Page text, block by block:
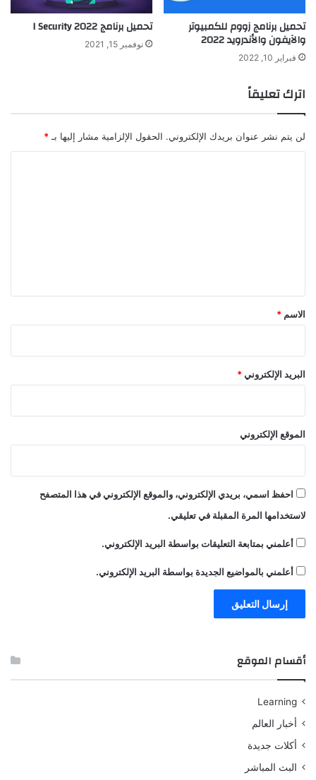
تحميل برنامج زووم للكمبيوتر
والآيفون والأندرويد 2022
فبراير 10, 2022
تحميل برنامج I Security 2022
نوفمبر 15, 2021
اترك تعليقاً
لن يتم نشر عنوان بريدك الإلكتروني. الحقول الإلزامية مشار إليها بـ *
*
الاسم *
البريد الإلكتروني *
الموقع الإلكتروني
احفظ اسمي، بريدي الإلكتروني، والموقع الإلكتروني في هذا المتصفح
لاستخدامها المرة المقبلة في تعليقي.
أعلمني بمتابعة التعليقات بواسطة البريد الإلكتروني.
أعلمني بالمواضيع الجديدة بواسطة البريد الإلكتروني.
أقسام الموقع
Learning
أخبار العالم
أكلات جديدة
البث المباشر